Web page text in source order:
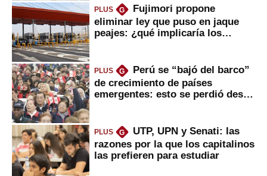
PLUS G
Fujimori propone
eliminar ley que puso en jaque
peajes: ¿qué implicaría los
PLUS G
Perú se “bajó del barco”
de crecimiento de países
emergentes: esto se perdió desde
PLUS G
UTP, UPN y Senati: las
razones por la que los capitalinos
las prefieren para estudiar